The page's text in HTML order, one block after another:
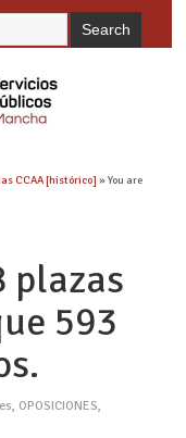
CCAA [histórico] » You are
plazas
593
, OPOSICIONES,